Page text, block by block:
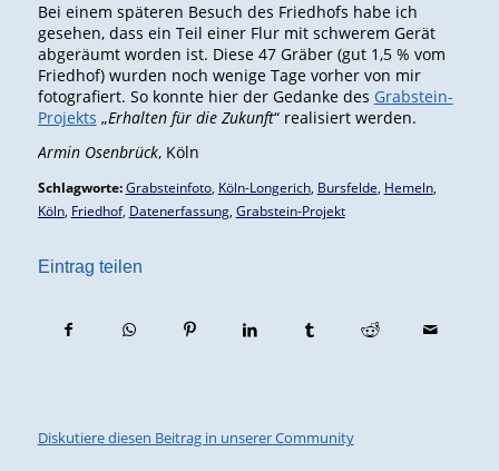
Bei einem späteren Besuch des Friedhofs habe ich
gesehen, dass ein Teil einer Flur mit schwerem Gerät
abgeräumt worden ist. Diese 47 Gräber (gut 1,5 % vom
Friedhof) wurden noch wenige Tage vorher von mir
fotografiert. So konnte hier der Gedanke des Grabstein-
Projekts „Erhalten für die Zukunft“ realisiert werden.
Armin Osenbrück, Köln
Schlagworte: Grabsteinfoto, Köln-Longerich, Bursfelde Hemeln,
Köln, Friedhof, Datenerfassung, Grabstein-Projekt
Eintrag teilen
Diskutiere diesen Beitrag in unserer Community